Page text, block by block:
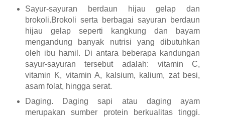
Sayur-sayuran berdaun hijau gelap dan
brokoli.Brokoli serta berbagai sayuran berdaun
hijau gelap seperti kangkung dan bayam
mengandung banyak nutrisi yang dibutuhkan
oleh ibu hamil. Di antara beberapa kandungan
sayur-sayuran tersebut adalah: vitamin C,
vitamin K, vitamin A, kalsium, kalium, zat besi,
asam folat, hingga serat.
Daging. Daging sapi atau daging ayam
merupakan sumber protein berkualitas tinggi.